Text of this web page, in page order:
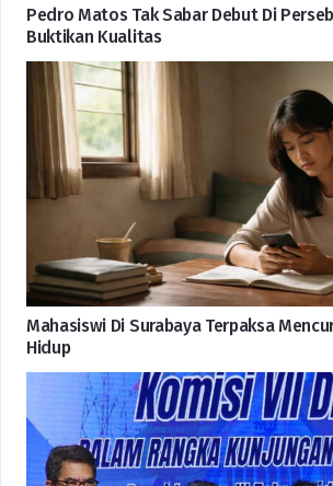
Pedro Matos Tak Sabar Debut Di
Buktikan Kualitas
Mahasiswi Di Surabaya Terpaksa
Hidup